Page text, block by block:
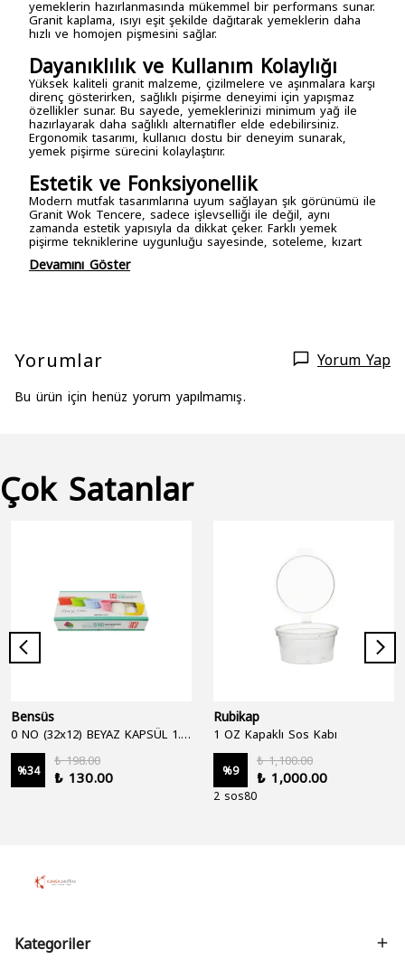
yemeklerin hazırlanmasında mükemmel bir performans sunar.
Granit kaplama, ısıyı eşit şekilde dağıtarak yemeklerin daha
hızlı ve homojen pişmesini sağlar.
Dayanıklılık ve Kullanım Kolaylığı
Yüksek kaliteli granit malzeme, çizilmelere ve aşınmalara karşı
direnç gösterirken, sağlıklı pişirme deneyimi için yapışmaz
özellikler sunar. Bu sayede, yemeklerinizi minimum yağ ile
hazırlayarak daha sağlıklı alternatifler elde edebilirsiniz.
Ergonomik tasarımı, kullanıcı dostu bir deneyim sunarak,
yemek pişirme sürecini kolaylaştırır.
Estetik ve Fonksiyonellik
Modern mutfak tasarımlarına uyum sağlayan şık görünümü ile
Granit Wok Tencere, sadece işlevselliği ile değil, aynı
zamanda estetik yapısıyla da dikkat çeker. Farklı yemek
pişirme tekniklerine uygunluğu sayesinde, soteleme, kızart
Devamını Göster
Yorumlar Yorum Yap
Bu ürün için henüz yorum yapılmamış.
Çok Satanlar
Bensüs
%34
₺ 198.00
₺ 130.00
Rubikap
1 OZ Kapaklı Sos Kabı
%9
₺ 1,100.00
₺ 1,000.00
2 sos80
Kategoriler